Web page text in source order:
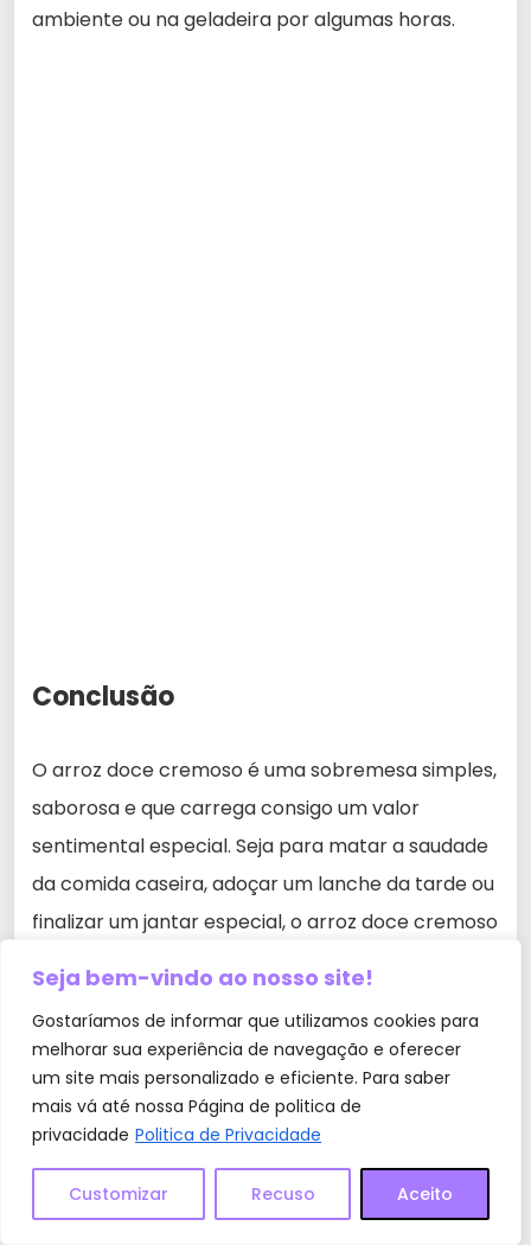
Seja bem-vindo ao nosso site!
Gostaríamos de informar que utilizamos cookies para
melhorar sua experiência de navegação e oferecer
um site mais personalizado e eficiente. Para saber
mais vá até nossa Página de politica de
privacidade Politica de Privacidade
Customizar Recuso Aceito
ambiente ou na geladeira por algumas horas.
Conclusão
O arroz doce cremoso é uma sobremesa simples,
saborosa e que carrega consigo um valor
sentimental especial. Seja para matar a saudade
da comida caseira, adoçar um lanche da tarde ou
finalizar um jantar especial, o arroz doce cremoso
Experimente a receita ensinada neste artigo e
descubra porque essa sobremesa clássica se
tornou um queridinho entre tantas pessoas.
Deixe seu comentário abaixo contando o que
achou da receita e compartilhando suas dicas
para deixa-lo ainda mais gostoso.